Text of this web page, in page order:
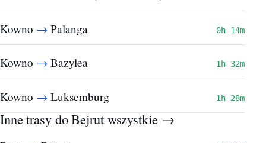
Kowno → Palanga 0h 14m
Kowno → Bazylea 1h 32m
Kowno → Luksemburg 1h 28m
Inne trasy do Bejrutwszystkie →